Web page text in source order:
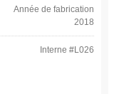
Année de fabrication
2018
Interne #L026